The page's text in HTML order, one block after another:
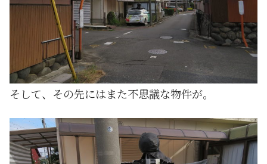
そして、その先にはまた不思議な物件が。